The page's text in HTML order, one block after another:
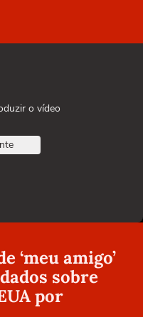
o vídeo
‘meu amigo’
sobre
por